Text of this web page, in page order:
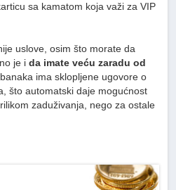
sa kamatom koja važi za VIP
uslove, osim što morate da
je ida imate veću zaradu od
ima sklopljene ugovore o
što automatski daje mogućnost
zaduživanja, nego za ostale